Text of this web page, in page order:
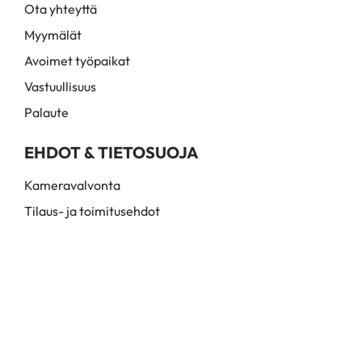
Ota yhteyttä
Myymälät
Avoimet työpaikat
Vastuullisuus
Palaute
EHDOT & TIETOSUOJA
Kameravalvonta
Tilaus- ja toimitusehdot